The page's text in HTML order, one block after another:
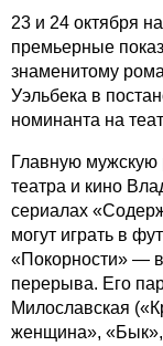
23 и 24 октября
премьерные
знаменитому
Уэльбека в
номинанта на
Главную мужскую
театра и кино
сериалах
могут играть в
«Покорности» —
перерыва. Его
Милославская
женщина», «Бык»,